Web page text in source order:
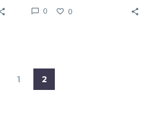
0 0
1 2